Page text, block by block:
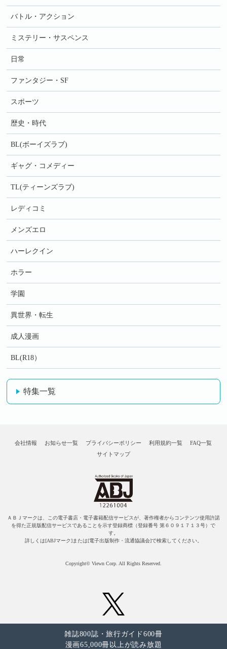
バトル・アクション
ミステリー・サスペンス
日常
ファンタジー・SF
スポーツ
歴史・時代
BL(ボーイズラブ)
ギャグ・コメディー
TL(ティーンズラブ)
レディコミ
メンズエロ
ハーレクイン
ホラー
学園
異世界・転生
成人漫画
BL(R18）
特集一覧
会社情報 お知らせ一覧 プライバシーポリシー 利用規約一覧
FAQ一覧
サイトマップ
ＡＢＪマークは、この電子書店・電子書籍配信サービスが、著作権者からコンテンツ使用許諾
を得た正規版配信サービスであることを示す登録商標（登録番号 第６０９１７１３号）で
す。
詳しくは[ABJマーク]または[電子出版制作・流通協議会]で検索してください。
Copyright© Viewn Corp. All Rights Reserved.
雑誌800誌・旅行ガイド600冊
漫画65,000冊以上が読み放題